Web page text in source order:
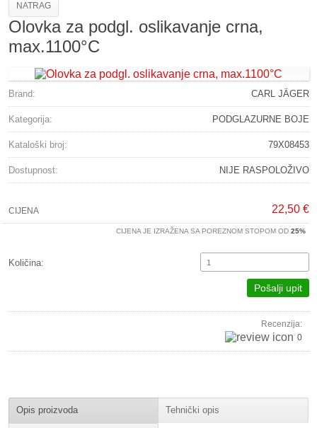
NATRAG
Olovka za podgl. oslikavanje crna,
max.1100°C
Brand: CARL JÄGER
Kategorija: PODGLAZURNE BOJE
Kataloški broj: 79X08453
Dostupnost: NIJE RASPOLOŽIVO
CIJENA 22,50 €
CIJENA JE IZRAŽENA SA POREZNOM STOPOM OD 25%
Količina:
Pošalji upit
Recenzija:
0
Opis proizvoda Tehnički opis